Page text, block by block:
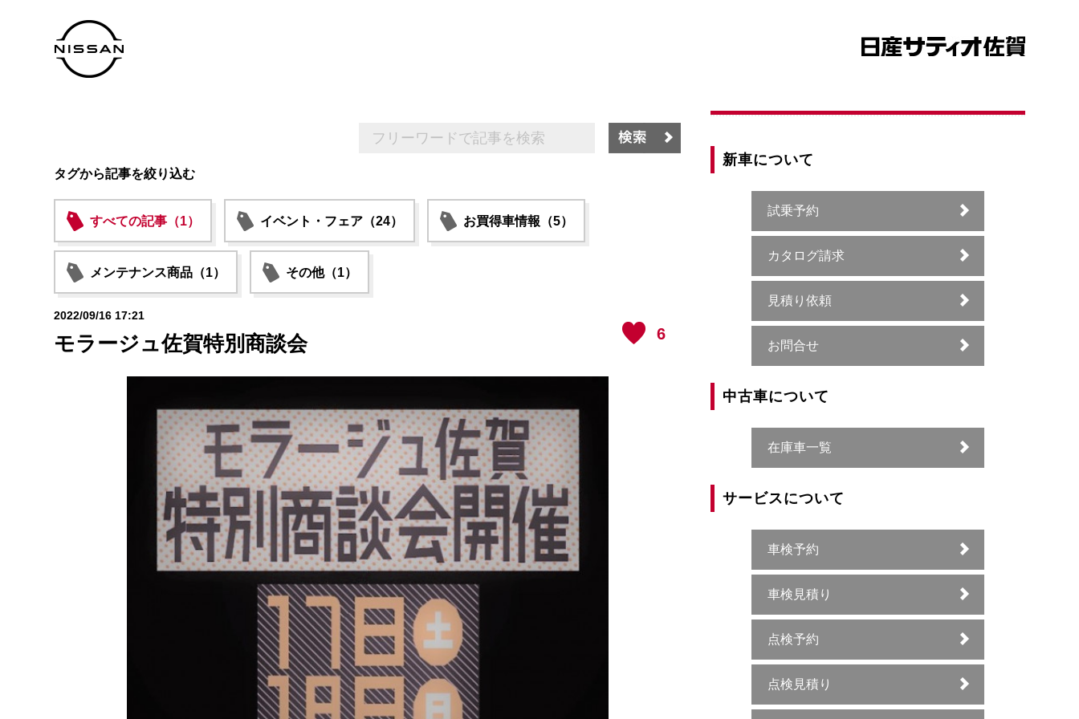
タグから記事を絞り込む
すべての記事（1） イベント・フェア（24） お買得車情報（5）
メンテナンス商品（1） その他（1）
6
2022/09/16 17:21
モラージュ佐賀特別商談会
新車について
試乗予約
カタログ請求
見積り依頼
お問合せ
中古車について
在庫車一覧
サービスについて
車検予約
車検見積り
点検予約
点検見積り